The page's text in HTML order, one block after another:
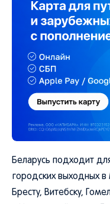
Беларусь подходит
городских выходных в
Бресту, Витебску,